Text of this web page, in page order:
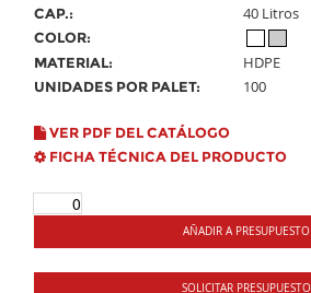
CAP.: 40 Litros
COLOR:
MATERIAL:
HDPE
UNIDADES POR PALET: 100
VER PDF DEL CATÁLOGO
FICHA TÉCNICA DEL PRODUCTO
AÑADIR A PRESUPUESTO
SOLICITAR PRESUPUESTO